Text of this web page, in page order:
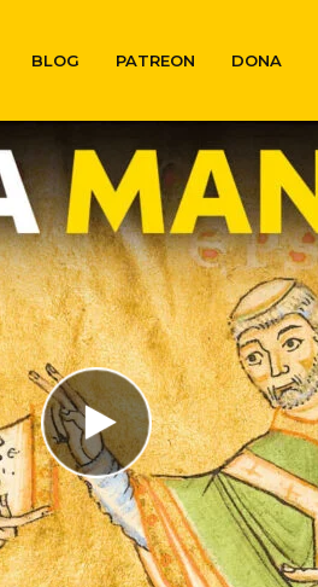
BLOG PATREON DONA